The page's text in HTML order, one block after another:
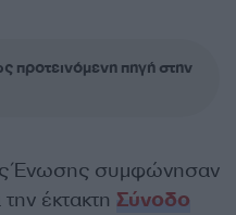
πηγή στην
Ένωσης συμφώνησαν
έκτακτη Σύνοδο